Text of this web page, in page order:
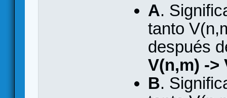
A.
tanto
después
V(n,m) ->
B.